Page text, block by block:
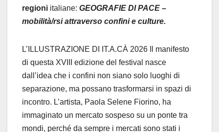
regioni italiane: GEOGRAFIE DI PACE –
mobilità/rsi attraverso confini e culture.
L’ILLUSTRAZIONE DI IT.A.CÀ 2026 Il manifesto
di questa XVIII edizione del festival nasce
dall’idea che i confini non siano solo luoghi di
separazione, ma possano trasformarsi in spazi di
incontro. L’artista, Paola Selene Fiorino, ha
immaginato un mercato sospeso su un ponte tra
mondi, perché da sempre i mercati sono stati i